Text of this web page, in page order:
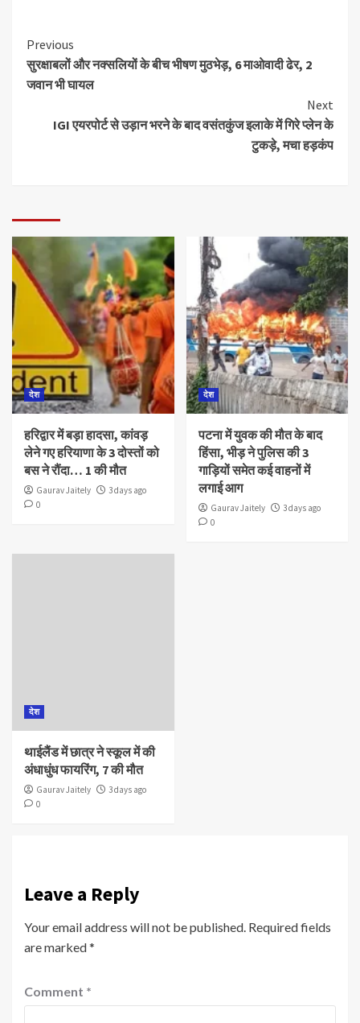
Previous
सुरक्षाबलों और नक्सलियों के बीच भीषण मुठभेड़, 6 माओवादी ढेर, 2
जवान भी घायल
Next
IGI एयरपोर्ट से उड़ान भरने के बाद वसंतकुंज इलाके में गिरे प्लेन के
टुकड़े, मचा हड़कंप
देश
हरिद्वार में बड़ा हादसा, कांवड़
लेने गए हरियाणा के 3 दोस्तों को
बस ने रौंदा… 1 की मौत
Gaurav Jaitely
3 days ago
0
देश
पटना में युवक की मौत के बाद
हिंसा, भीड़ ने पुलिस की 3
गाड़ियों समेत कई वाहनों में
लगाई आग
Gaurav Jaitely
3 days ago
0
देश
थाईलैंड में छात्र ने स्कूल में की
अंधाधुंध फायरिंग, 7 की मौत
Gaurav Jaitely
3 days ago
0
Leave a Reply
Your email address will not be published. Required fields
are marked*
Comment *